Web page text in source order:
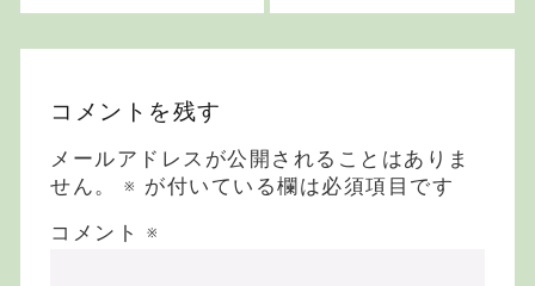
伝統音楽
コメントを残す
メールアドレスが公開されることはありま
せん。
※ が付いている欄は必須項目です
コメント ※